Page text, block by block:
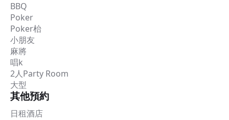
BBQ
Poker
Poker枱
小朋友
麻將
唱k
2人Party Room
大型
其他預約
日租酒店